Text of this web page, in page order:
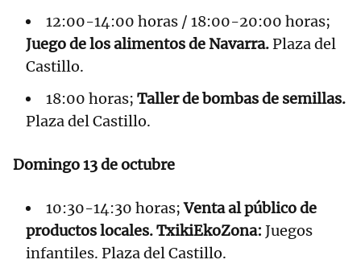
12:00-14:00 horas / 18:00-20:00 horas;
Juego de los alimentos de Navarra.Plaza del
Castillo.
18:00 horas; Taller de bombas de semillas.
Plaza del Castillo.
Domingo 13 de octubre
10:30-14:30 horas;Venta al público de
productos locales. TxikiEkoZona: Juegos
infantiles. Plaza del Castillo.